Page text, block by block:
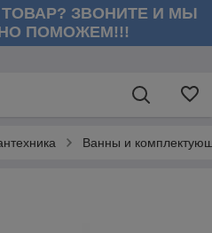
ЗВОНИТЕ И МЫ
ПОМОЖЕМ!!!
Ванны и